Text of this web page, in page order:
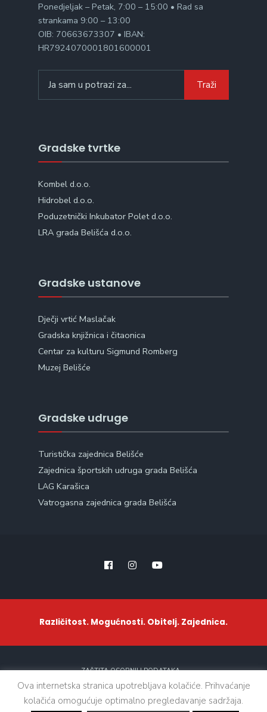
Ponedjeljak – Petak, 7:00 – 15:00 • Rad sa
strankama 9:00 – 13:00
OIB: 70663673307 • IBAN:
HR7924070001801600001
for:
Traži
Gradske tvrtke
Kombel d.o.o.
Hidrobel d.o.o.
Poduzetnički Inkubator Polet d.o.o.
LRA grada Belišća d.o.o.
Gradske ustanove
Dječji vrtić Maslačak
Gradska knjižnica i čitaonica
Centar za kulturu Sigmund Romberg
Muzej Belišće
Gradske udruge
Turistička zajednica Belišće
Zajednica športskih udruga grada Belišća
LAG Karašica
Vatrogasna zajednica grada Belišća
Različitost. Mogućnosti. Obitelj. Zajednica.
ZAŠTITA OSOBNIH PODATAKA
Ova internetska stranica upotrebljava kolačiće. Prihvaćanje
kolačića omogućuje optimalno pregledavanje sadržaja.